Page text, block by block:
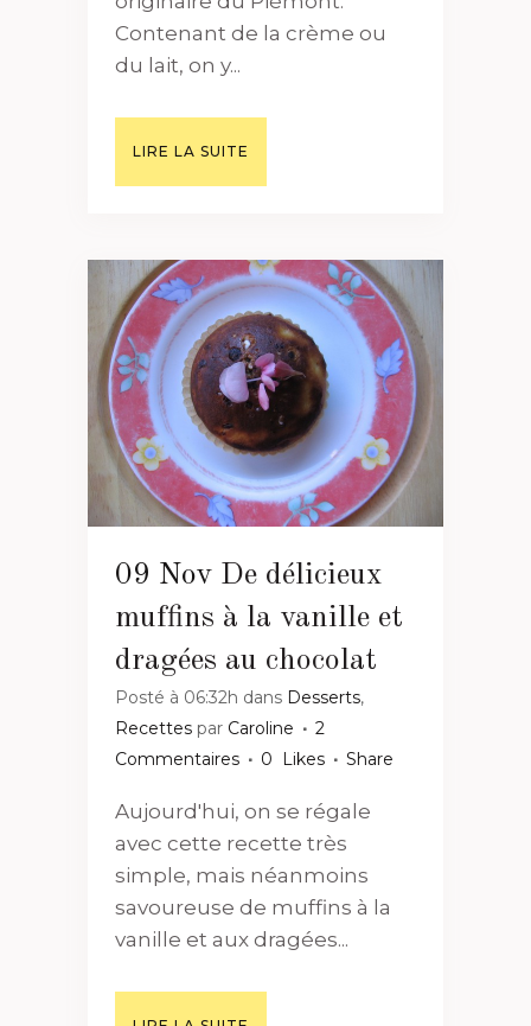
Contenant de la crème ou
du lait, on y...
LIRE LA SUITE
09 Nov De délicieux
muffins à la vanille et
dragées au chocolat
Posté à 06:32h dans Desserts,
Recettes par Caroline
2
Commentaires
0 Likes Share
Aujourd'hui, on se régale
avec cette recette très
simple, mais néanmoins
savoureuse de muffins à la
vanille et aux dragées...